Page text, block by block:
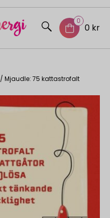
0
0 kr
/ Mjaudle: 75 kattastrofalt